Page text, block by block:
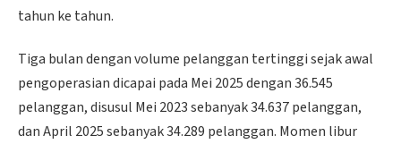
tahun ke tahun.
Tiga bulan dengan volume pelanggan tertinggi sejak awal
pengoperasian dicapai pada Mei 2025 dengan 36.545
pelanggan, disusul Mei 2023 sebanyak 34.637 pelanggan,
dan April 2025 sebanyak 34.289 pelanggan. Momen libur